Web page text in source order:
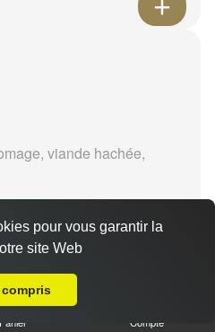
viande hachée,
Panier Compte
pour vous garantir la
site Web